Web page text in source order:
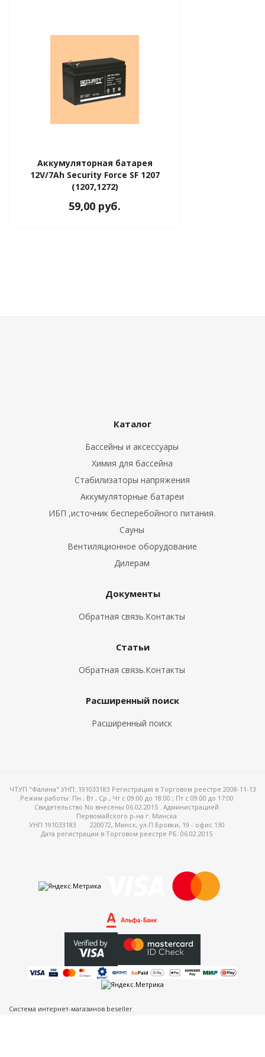
Аккумуляторная батарея
12V/7Ah Security Force SF 1207
(1207,1272)
59,00 руб.
Каталог
Бассейны и аксессуары
Химия для бассейна
Стабилизаторы напряжения
Аккумуляторные батареи
ИБП ,источник бесперебойного питания.
Сауны
Вентиляционное оборудование
Дилерам
Документы
Обратная связь.Контакты
Статьи
Обратная связь.Контакты
Расширенный поиск
Расширенный поиск
ЧТУП "Фалина" УНП: 191033183 Регистрация в Торговом реестре 2008-11-13
Режим работы: Пн , Вт , Ср , Чт c 09:00 до 18:00 ; Пт c 09:00 до 17:00
Свидетельство No внесены 06.02.2015 . Администрацией
Первомайского р-на г. Минска
УНП 191033183
220072, Минск, ул.П.Бровки, 19 - офис 130
Дата регистрации в Торговом реестре РБ: 06.02.2015
Система интернет-магазинов beseller